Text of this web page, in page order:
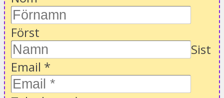
Först
Sist
Email *